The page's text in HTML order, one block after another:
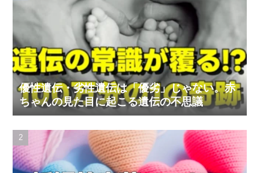
優性遺伝・劣性遺伝は「優劣」じゃない。赤
ちゃんの見た目に起こる遺伝の不思議